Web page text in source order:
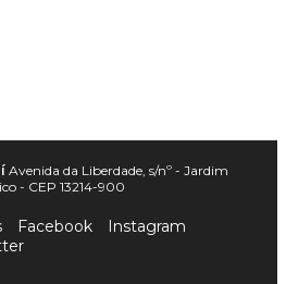
Avenida da Liberdade, s/nº - Jardim
- CEP 13214-900
Facebook
Instagram